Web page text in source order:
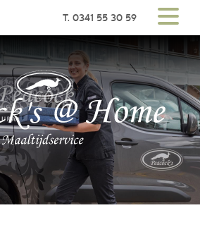
T. 0341 55 30 59